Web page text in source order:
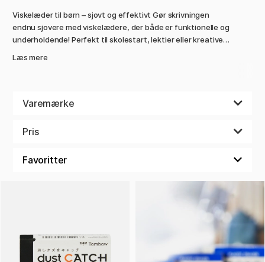
Viskelæder til børn – sjovt og effektivt Gør skrivningen
endnu sjovere med viskelædere, der både er funktionelle og
underholdende! Perfekt til skolestart, lektier eller kreative
favorit i penalhuset!
Læs mere
Varemærke
Pris